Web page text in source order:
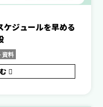
ジュールを早める
資料